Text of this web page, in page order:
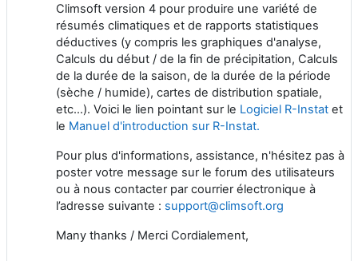
Climsoft version 4 pour produire une variété de
résumés climatiques et de rapports statistiques
déductives (y compris les graphiques d'analyse,
Calculs du début / de la fin de précipitation, Calculs
de la durée de la saison, de la durée de la période
(sèche / humide), cartes de distribution spatiale,
etc…). Voici le lien pointant sur le Logiciel R-Instat et
le Manuel d'introduction sur R-Instat.
Pour plus d'informations, assistance, n'hésitez pas à
poster votre message sur le forum des utilisateurs
ou à nous contacter par courrier électronique à
l’adresse suivante : support@climsoft.org
Many thanks / Merci Cordialement,